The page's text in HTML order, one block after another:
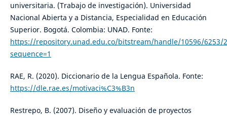
universitaria. (Trabajo de investigación). Universidad
Nacional Abierta y a Distancia, Especialidad en Educación
Superior. Bogotá. Colombia: UNAD. Fonte:
https://repository.unad.edu.co/bitstream/handle/10596/6253/
sequence=1
RAE, R. (2020). Diccionario de la Lengua Española. Fonte:
https://dle.rae.es/motivaci%C3%B3n
Restrepo, B. (2007). Diseño y evaluación de proyectos